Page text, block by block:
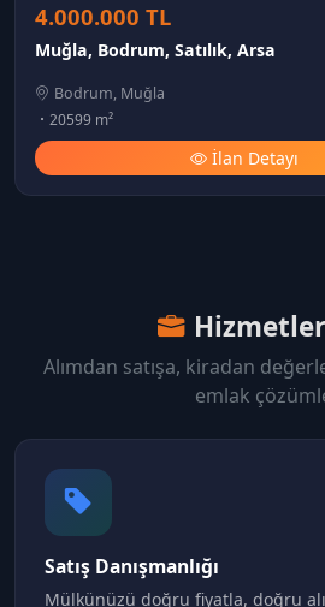
4.000.000 TL
Muğla, Bodrum, Satılık, Arsa
Bodrum, Muğla
20599 m²
İlan Detayı
Alımdan satışa, kiradan
emlak
Satış Danışmanlığı
Mülkünüzü doğru fiyatla, doğru